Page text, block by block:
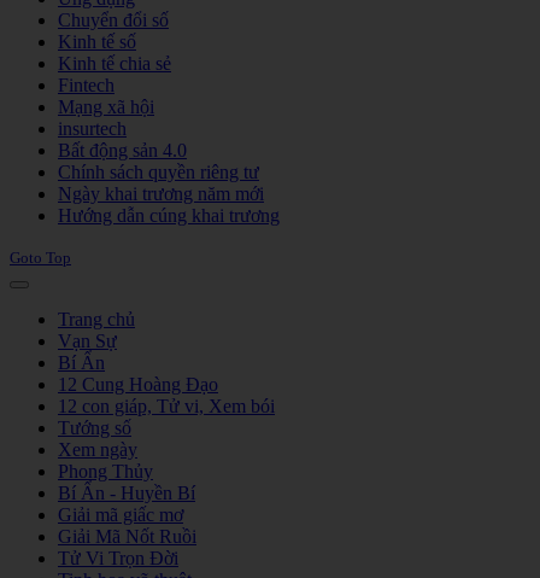
Chuyển đổi số
Kinh tế số
Kinh tế chia sẻ
Fintech
Mạng xã hội
insurtech
Bất động sản 4.0
Chính sách quyền riêng tư
Ngày khai trương năm mới
Hướng dẫn cúng khai trương
Goto Top
Trang chủ
Vạn Sự
Bí Ẩn
12 Cung Hoàng Đạo
12 con giáp, Tử vi, Xem bói
Tướng số
Xem ngày
Phong Thủy
Bí Ẩn - Huyền Bí
Giải mã giấc mơ
Giải Mã Nốt Ruồi
Tử Vi Trọn Đời